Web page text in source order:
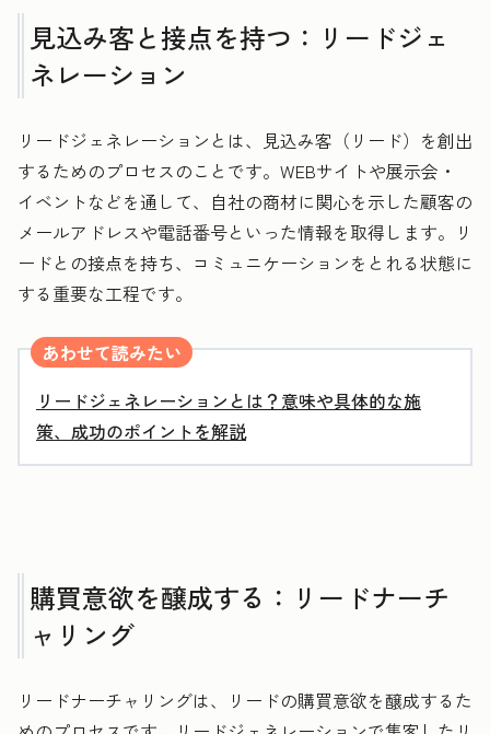
見込み客と接点を持つ：リードジェ
ネレーション
リードジェネレーションとは、見込み客（リード）を創出
するためのプロセスのことです。WEBサイトや展示会・
イベントなどを通して、自社の商材に関心を示した顧客の
メールアドレスや電話番号といった情報を取得します。リ
ードとの接点を持ち、コミュニケーションをとれる状態に
する重要な工程です。
あわせて読みたい
リードジェネレーションとは？意味や具体的な施
策、成功のポイントを解説
購買意欲を醸成する：リードナーチ
ャリング
リードナーチャリングは、リードの購買意欲を醸成するた